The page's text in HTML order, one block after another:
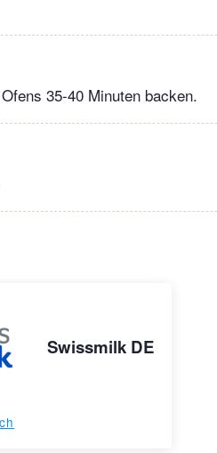
35-40 Minuten backen.
Swissmilk DE